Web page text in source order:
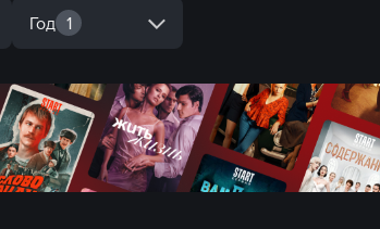
Год 1